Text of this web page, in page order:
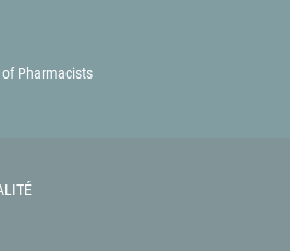
of Pharmacists